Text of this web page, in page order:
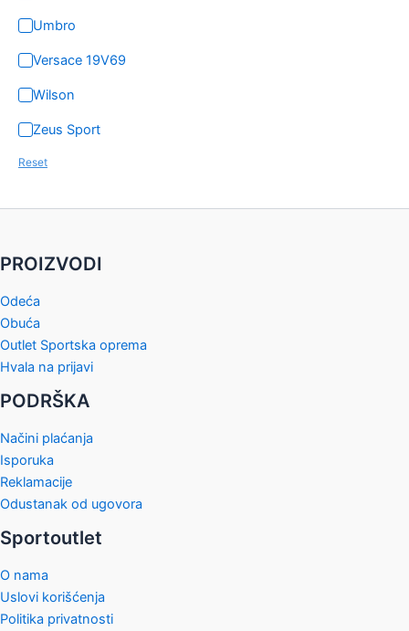
Umbro
Versace 19V69
Wilson
Zeus Sport
Reset
PROIZVODI
Odeća
Obuća
Outlet Sportska oprema
Hvala na prijavi
PODRŠKA
Načini plaćanja
Isporuka
Reklamacije
Odustanak od ugovora
Sportoutlet
O nama
Uslovi korišćenja
Politika privatnosti